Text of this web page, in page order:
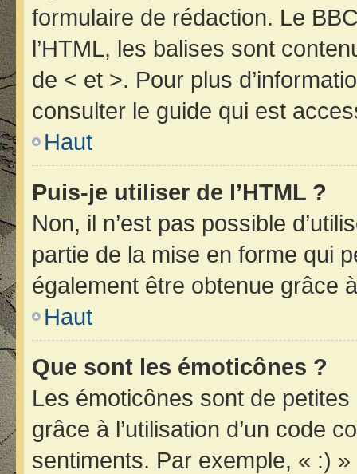
formulaire de rédaction. Le
l’HTML, les balises sont
de < et >. Pour plus
consulter le guide qui est
Haut
Puis-je utiliser de l’HTML ?
Non, il n’est pas possible
partie de la mise en forme qui
également être obtenue grâce
Haut
Que sont les émoticônes ?
Les émoticônes sont de
grâce à l’utilisation d’un code
sentiments. Par exemple, « :)